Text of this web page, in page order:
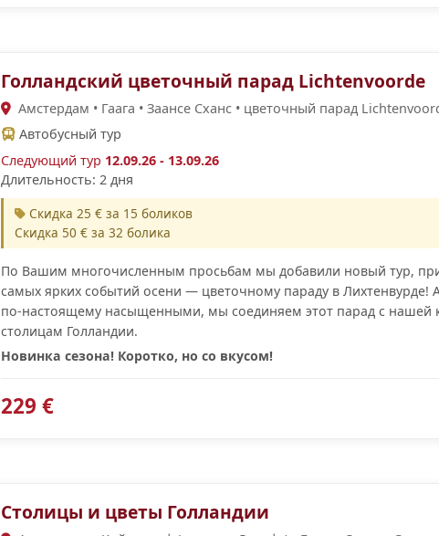
Голландский цветочный парад Lichtenvoorde
Амстердам • Гаага • Заансе Сханс • цветочный парад
Автобусный тур
Следующий тур 12.09.26 - 13.09.26
Длительность: 2 дня
Скидка 25 € за 15 боликов
Скидка 50 € за 32 болика
По Вашим многочисленным просьбам мы добавили новый тур,
самых ярких событий осени — цветочному параду в Лихтенвурде!
по-настоящему насыщенными, мы соединяем этот парад с нашей
столицам Голландии.
Новинка сезона! Коротко, но со вкусом!
229 €
Столицы и цветы Голландии